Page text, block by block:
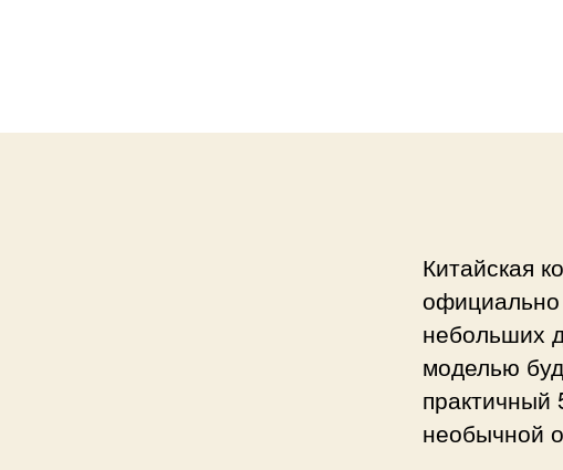
Китайская
небольших
моделью
практичный
необычной